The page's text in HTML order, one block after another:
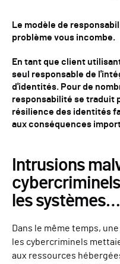
Le modèle de
problème vous incombe.
En tant que client
seul responsable de
d'identités. Pour de
responsabilité se traduit
résilience des identités
aux conséquences
Intrusions
les
Dans le même temps,
les cybercriminels
aux ressources